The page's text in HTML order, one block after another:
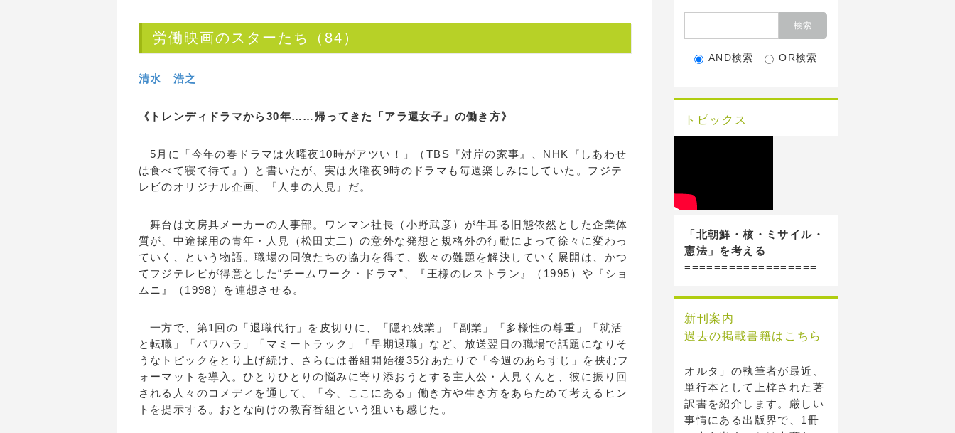
労働映画のスターたち（84）
清水 浩之
《トレンディドラマから30年……帰ってきた「アラ還女子」の働き方》
5月に「今年の春ドラマは火曜夜10時がアツい！」（TBS『対岸の家事』、NHK『しあわせ
は食べて寝て待て』）と書いたが、実は火曜夜9時のドラマも毎週楽しみにしていた。フジテ
レビのオリジナル企画、『人事の人見』だ。
舞台は文房具メーカーの人事部。ワンマン社長（小野武彦）が牛耳る旧態依然とした企業体
質が、中途採用の青年・人見（松田丈二）の意外な発想と規格外の行動によって徐々に変わっ
ていく、という物語。職場の同僚たちの協力を得て、数々の難題を解決していく展開は、かつ
てフジテレビが得意とした“チームワーク・ドラマ”、『王様のレストラン』（1995）や『ショ
ムニ』（1998）を連想させる。
一方で、第1回の「退職代行」を皮切りに、「隠れ残業」「副業」「多様性の尊重」「就活
と転職」「パワハラ」「マミートラック」「早期退職」など、放送翌日の職場で話題になりそ
うなトピックをとり上げ続け、さらには番組開始後35分あたりで「今週のあらすじ」を挟むフ
ォーマットを導入。ひとりひとりの悩みに寄り添おうとする主人公・人見くんと、彼に振り回
される人々のコメディを通して、「今、ここにある」働き方や生き方をあらためて考えるヒン
トを提示する。おとな向けの教育番組という狙いも感じた。
AND検索 OR検索
トピックス
「北朝鮮・核・ミサイル・
憲法」を考える
==================
新刊案内
過去の掲載書籍はこちら
オルタ」の執筆者が最近、
単行本として上梓された著
訳書を紹介します。厳しい
事情にある出版界で、1冊